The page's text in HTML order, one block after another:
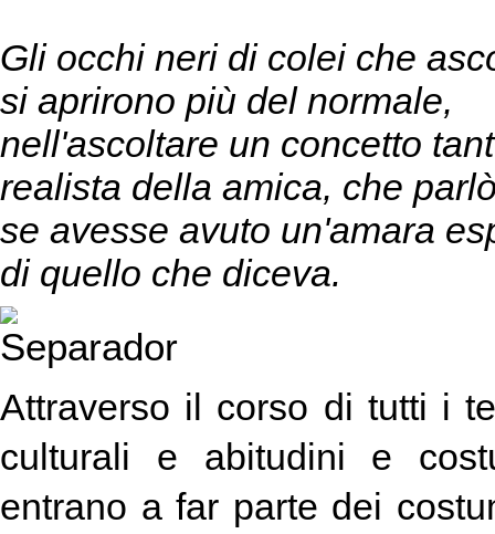
Gli occhi neri di colei che
si aprirono più del normale,
nell'ascoltare un concetto
realista della amica, che
se avesse avuto un'amara
di quello che diceva.
Attraverso il corso di tutti i
culturali e abitudini e
entrano a far parte dei